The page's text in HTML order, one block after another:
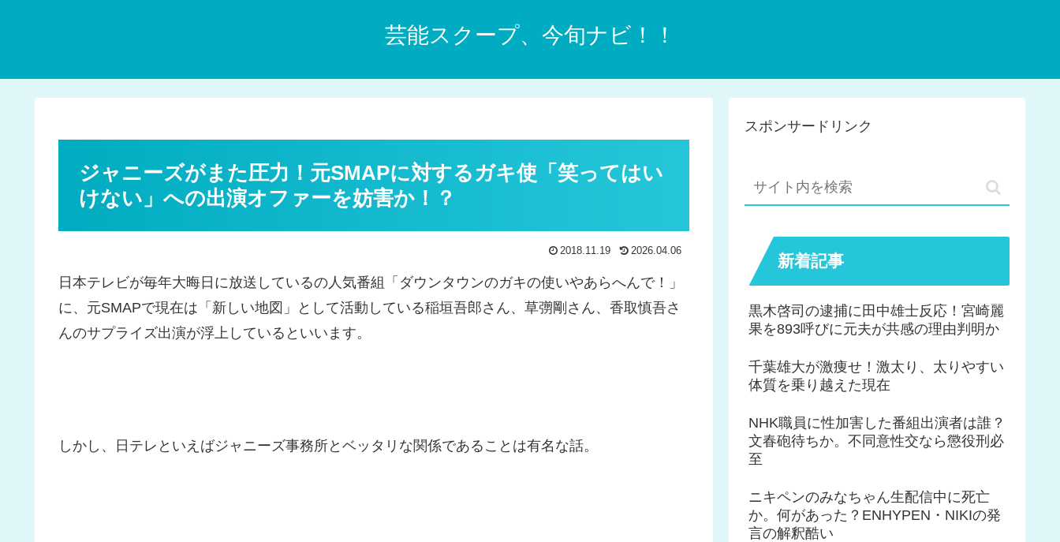
芸能スクープ、今旬ナビ！！
ジャニーズがまた圧力！元SMAPに対するガキ使「笑ってはい
けない」への出演オファーを妨害か！？
2018.11.19 2026.04.06
日本テレビが毎年大晦日に放送しているの人気番組「ダウンタウンのガキの使いやあらへんで！」
に、元SMAPで現在は「新しい地図」として活動している稲垣吾郎さん、草彅剛さん、香取慎吾さ
んのサプライズ出演が浮上しているといいます。
しかし、日テレといえばジャニーズ事務所とベッタリな関係であることは有名な話。
スポンサードリンク
新着記事
黒木啓司の逮捕に田中雄士反応！宮崎麗
果を893呼びに元夫が共感の理由判明か
千葉雄大が激痩せ！激太り、太りやすい
体質を乗り越えた現在
NHK職員に性加害した番組出演者は誰？
文春砲待ちか。不同意性交なら懲役刑必
至
ニキペンのみなちゃん生配信中に死亡
か。何があった？ENHYPEN・NIKIの発
言の解釈酷い